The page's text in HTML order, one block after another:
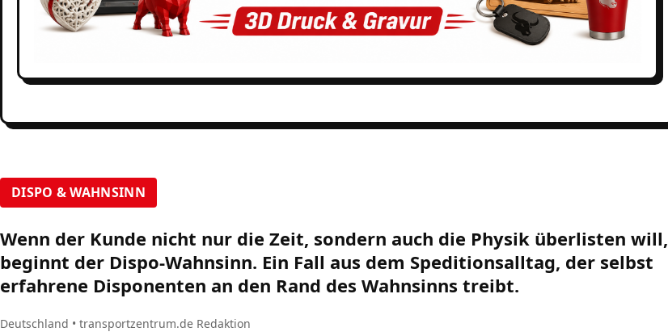
DISPO & WAHNSINN
Wenn der Kunde nicht nur die Zeit, sondern auch die Physik überlisten will,
beginnt der Dispo-Wahnsinn. Ein Fall aus dem Speditionsalltag, der selbst
erfahrene Disponenten an den Rand des Wahnsinns treibt.
Deutschland • transportzentrum.de Redaktion